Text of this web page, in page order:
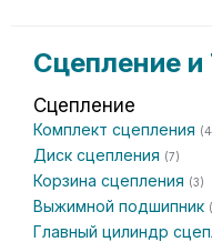
Сцепление
Сцепление
Комплект сцепления
Диск сцепления (7)
Корзина сцепления (3)
Выжимной подшипник
Главный цилиндр